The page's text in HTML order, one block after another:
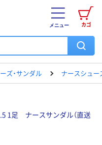
カゴ
メニュー
ズ・サンダル ナースシュー
1足 ナースサンダル（直送